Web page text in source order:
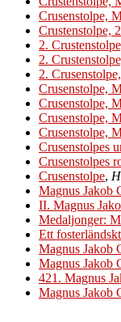
Crusenstolpe,
Crustenstolpe,
2.
2.
2.
Crusenstolpe,
Crusenstolpe,
Crusenstolpe,
Crusenstolpe,
Crusenstolpes
Crusenstolpes
Crusenstolpe,
Magnus Jakob
II. Magnus
Medaljonger:
Ett
Magnus Jakob
Magnus Jakob
421. Magnus
Magnus Jakob